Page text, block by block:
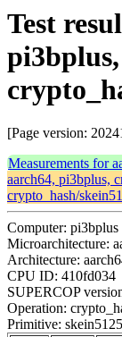
Test
pi3bplus,
[Page version:
Measurements for
aarch64, pi3bplus,
crypto_hash/
Computer: pi3bplus
Microarchitecture:
Architecture:
CPU ID: 410fd034
SUPERCOP
Operation:
Primitive: